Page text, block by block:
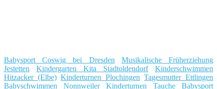
Babysport Coswig bei Dresden
Musikalische Früherziehung
Jestetten
Kindergarten Kita Stadtoldendorf
Kinderschwimmen
Hitzacker (Elbe) Kinderturnen Plochingen Tagesmutter Ettlingen
Babyschwimmen Nonnweiler
Kinderturnen Tauche
Babysport